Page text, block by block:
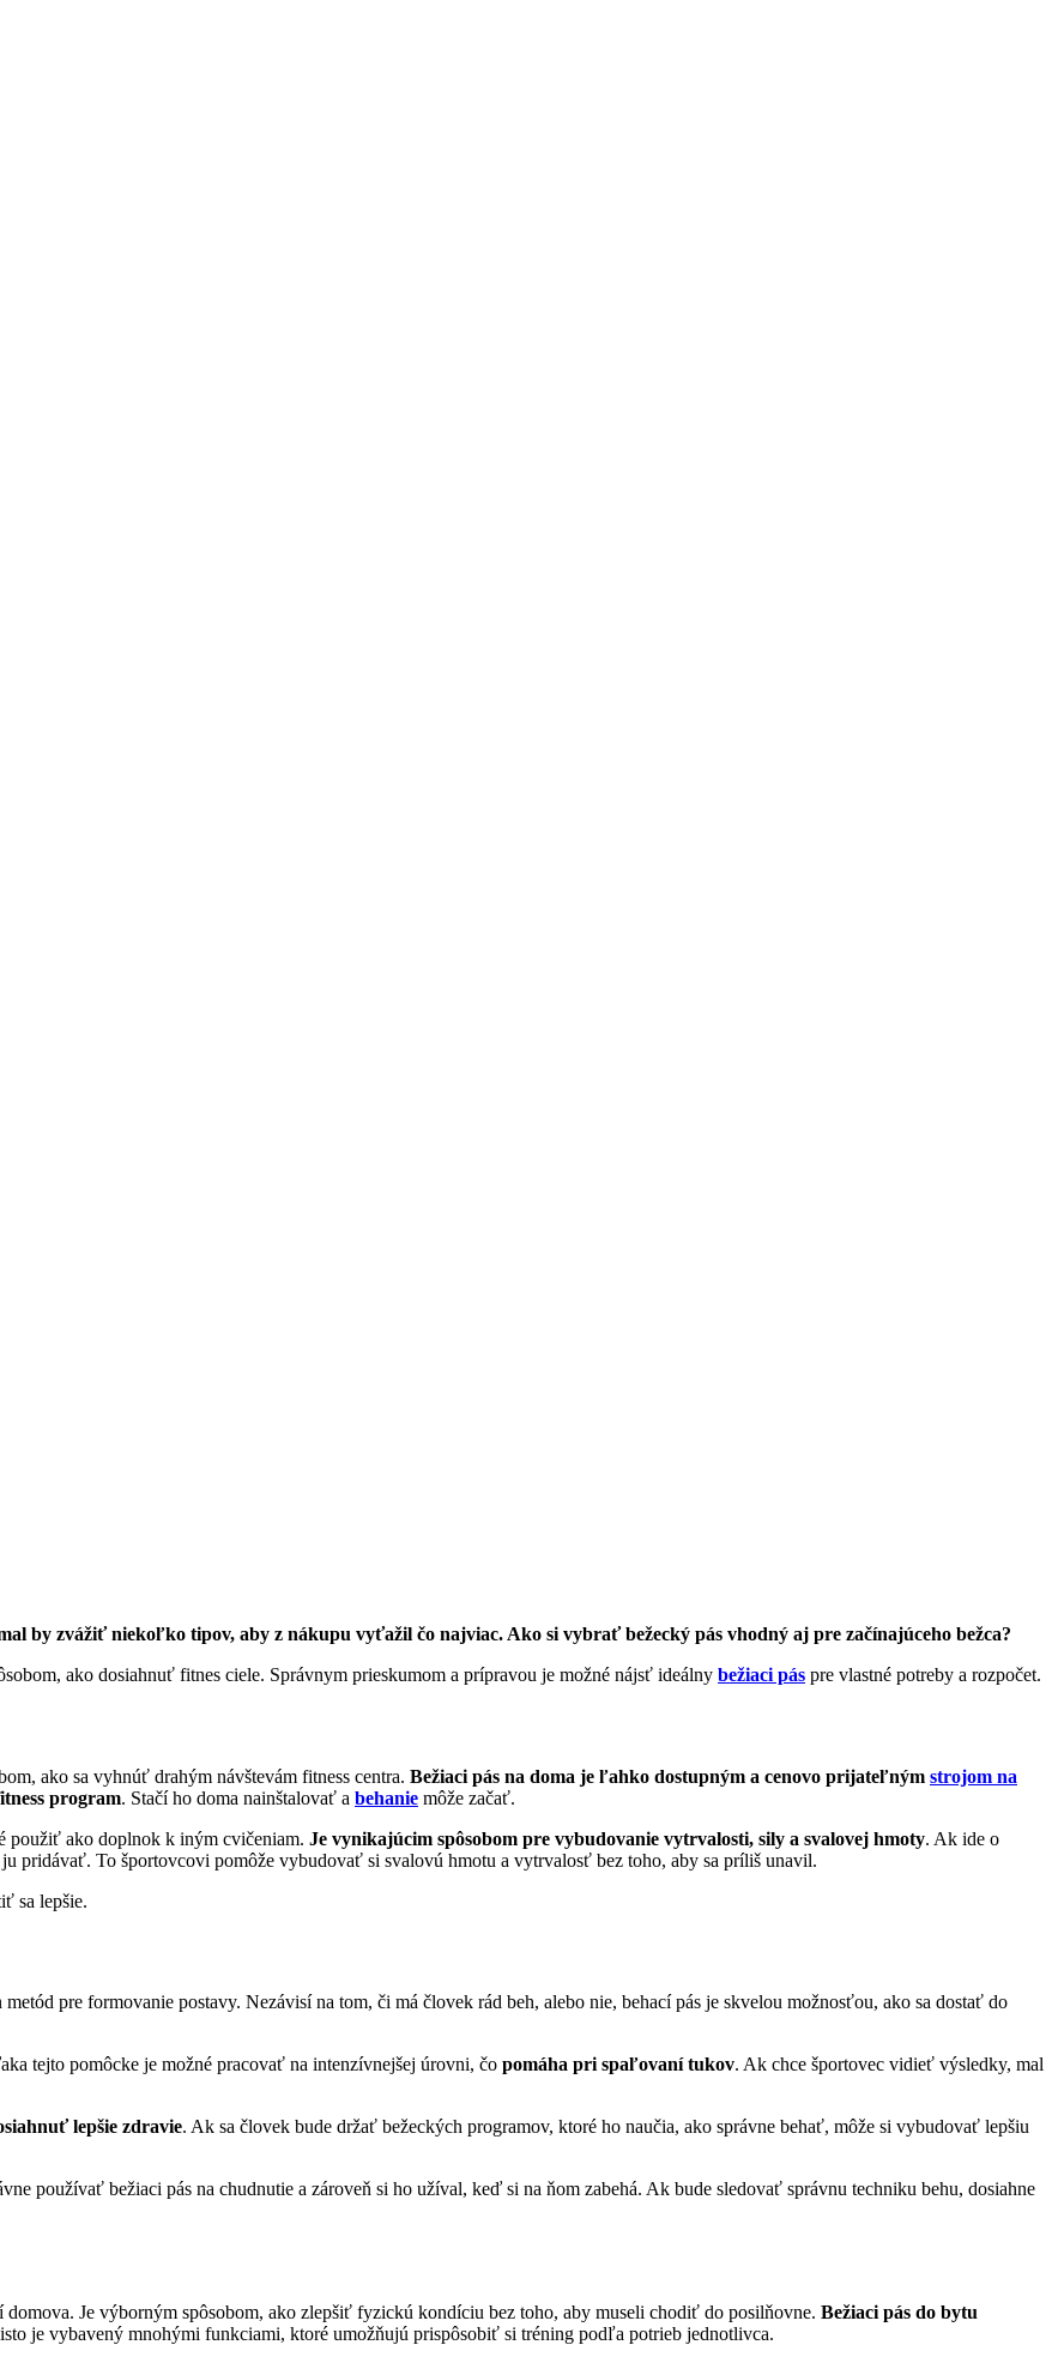
by zvážiť niekoľko tipov, aby z nákupu vyťažil čo najviac. Ako si vybrať bežecký pás vhodný aj pre začínajúceho bežca?
ako dosiahnuť fitnes ciele. Správnym prieskumom a prípravou je možné nájsť ideálny bežiaci pás pre vlastné potreby a rozpočet.
ako sa vyhnúť drahým návštevám fitness centra. Bežiaci pás na doma je ľahko dostupným a cenovo prijateľným strojom na
program. Stačí ho doma nainštalovať a behanie môže začať.
použiť ako doplnok k iným cvičeniam. Je vynikajúcim spôsobom pre vybudovanie vytrvalosti, sily a svalovej hmoty. Ak ide o
pridávať. To športovcovi pomôže vybudovať si svalovú hmotu a vytrvalosť bez toho, aby sa príliš unavil.
sa lepšie.
pre formovanie postavy. Nezávisí na tom, či má človek rád beh, alebo nie, behací pás je skvelou možnosťou, ako sa dostať do
tejto pomôcke je možné pracovať na intenzívnejšej úrovni, čo pomáha pri spaľovaní tukov. Ak chce športovec vidieť výsledky, mal
lepšie zdravie. Ak sa človek bude držať bežeckých programov, ktoré ho naučia, ako správne behať, môže si vybudovať lepšiu
používať bežiaci pás na chudnutie a zároveň si ho užíval, keď si na ňom zabehá. Ak bude sledovať správnu techniku behu, dosiahne
Je výborným spôsobom, ako zlepšiť fyzickú kondíciu bez toho, aby museli chodiť do posilňovne. Bežiaci pás do bytu
je vybavený mnohými funkciami, ktoré umožňujú prispôsobiť si tréning podľa potrieb jednotlivca.